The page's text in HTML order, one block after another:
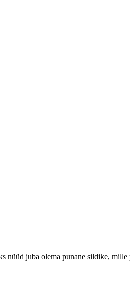
nüüd juba olema punane sildike, mille